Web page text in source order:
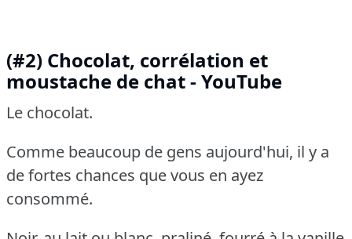
(#2) Chocolat, corrélation et
moustache de chat - YouTube
Le chocolat.
Comme beaucoup de gens aujourd'hui, il y a
de fortes chances que vous en ayez
consommé.